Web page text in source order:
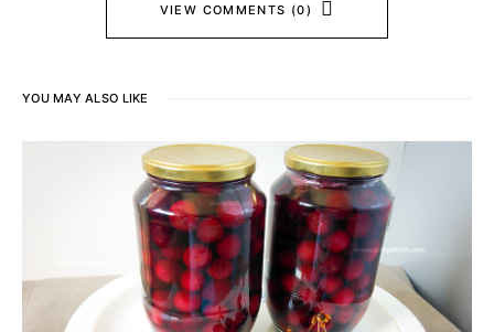
VIEW COMMENTS (0)
YOU MAY ALSO LIKE